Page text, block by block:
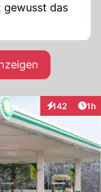
gewusst das
142
Interaktionen
1h